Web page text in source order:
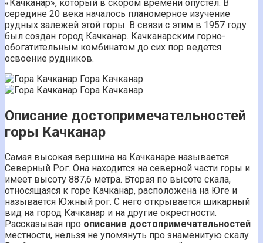
«Качканар», который в скором времени опустел. В
середине 20 века началось планомерное изучение
рудных залежей этой горы. В связи с этим в 1957 году
был создан город Качканар. Качканарским горно-
обогатительным комбинатом до сих пор ведется
освоение рудников.
Гора Качканар
Гора Качканар
Описание достопримечательностей
горы Качканар
Самая высокая вершина на Качканаре называется
Северный Рог. Она находится на северной части горы и
имеет высоту 887,6 метра. Вторая по высоте скала,
относящаяся к горе Качканар, расположена на Юге и
называется Южный рог. С него открывается шикарный
вид на город Качканар и на другие окрестности.
Рассказывая про описание достопримечательностей
местности, нельзя не упомянуть про знаменитую скалу